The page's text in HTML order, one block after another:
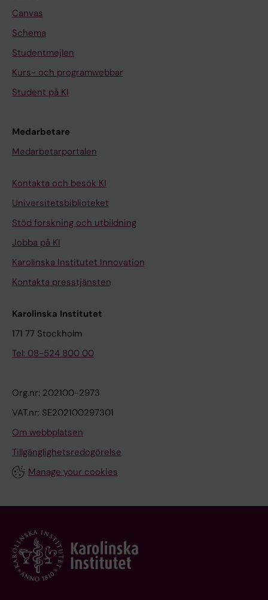
Canvas
Schema
Studentmejlen
Kurs- och programwebbar
Student på KI
Medarbetare
Medarbetarportalen
Kontakta och besök KI
Universitetsbiblioteket
Stöd forskning och utbildning
Jobba på KI
Karolinska Institutet Innovation
Kontakta presstjänsten
Karolinska Institutet
171 77 Stockholm
Tel: 08-524 800 00
Org.nr: 202100-2973
VAT.nr: SE202100297301
Om webbplatsen
Tillgänglighetsredogörelse
Manage your cookies